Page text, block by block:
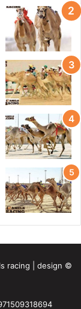
© Copyright 2026, All Rights Reserved |
racing
design